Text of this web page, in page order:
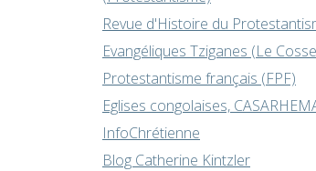
Revue d'Histoire du
Evangéliques Tziganes (Le
Protestantisme français (FPF)
Eglises congolaises,
InfoChrétienne
Blog Catherine Kintzler